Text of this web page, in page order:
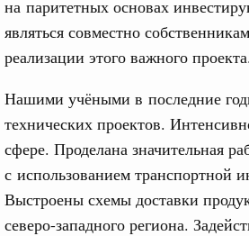
на паритетных основах
являться совместно
реализации этого важного
Нашими учёными в последние
технических проектов.
сфере. Проделана значительная
с использованием транспортной
Выстроены схемы доставки
северо-западного региона.